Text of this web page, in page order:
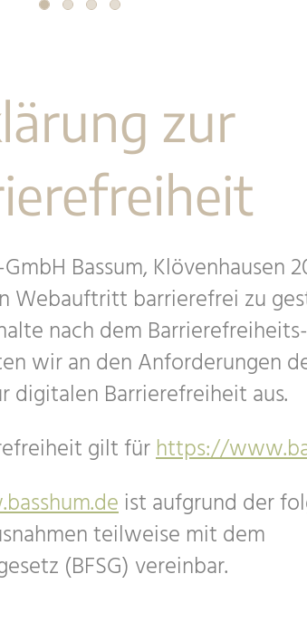
zur
Bassum, Klövenhausen
Web­auf­tritt bar­rie­re­frei zu
nach dem
wir an den Anfor­de­run­gen
digi­ta­len Bar­rie­re­frei­heit aus.
gilt fürhttps://
ist aufgrund der
teilweise mit dem
(BFSG) vereinbar.